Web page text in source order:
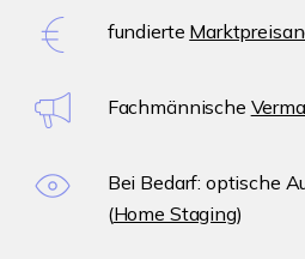
fundierte
Fachmännische
Bei Bedarf: optische
(Home Staging)